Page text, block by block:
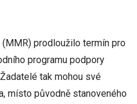
prodloužilo termín pro
programu podpory
tak mohou své
místo původně stanoveného